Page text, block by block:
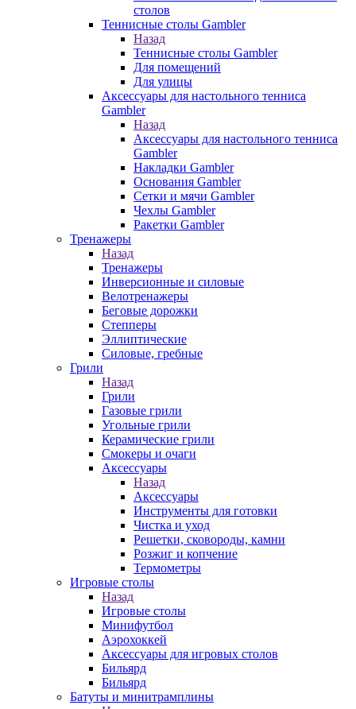
столов
Теннисные столы Gambler
Назад
Теннисные столы Gambler
Для помещений
Для улицы
Аксессуары для настольного тенниса
Gambler
Назад
Аксессуары для настольного тенниса
Gambler
Накладки Gambler
Основания Gambler
Сетки и мячи Gambler
Чехлы Gambler
Ракетки Gambler
Тренажеры
Назад
Тренажеры
Инверсионные и силовые
Велотренажеры
Беговые дорожки
Степперы
Эллиптические
Силовые, гребные
Грили
Назад
Грили
Газовые грили
Угольные грили
Керамические грили
Смокеры и очаги
Аксессуары
Назад
Аксессуары
Инструменты для готовки
Чистка и уход
Решетки, сковороды, камни
Розжиг и копчение
Термометры
Игровые столы
Назад
Игровые столы
Минифутбол
Аэрохоккей
Аксессуары для игровых столов
Бильяpд
Бильяpд
Батуты и минитрамплины